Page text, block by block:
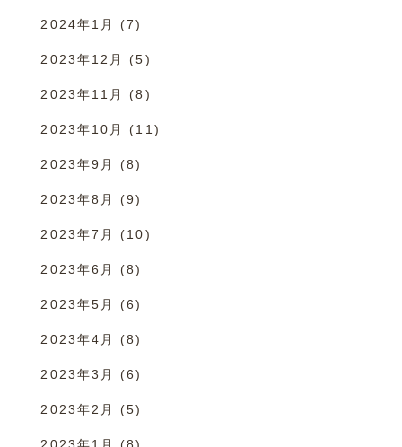
2024年1月 (7)
2023年12月 (5)
2023年11月 (8)
2023年10月 (11)
2023年9月 (8)
2023年8月 (9)
2023年7月 (10)
2023年6月 (8)
2023年5月 (6)
2023年4月 (8)
2023年3月 (6)
2023年2月 (5)